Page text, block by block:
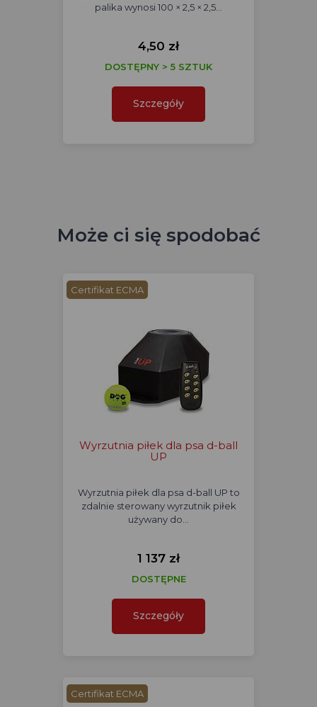
palika wynosi 100 × 2,5 × 2,5…
4,50 zł
DOSTĘPNY > 5 SZTUK
Szczegóły
Może ci się spodobać
Certifikat ECMA
Wyrzutnia piłek dla psa d-ball
UP
Wyrzutnia piłek dla psa d-ball UP to
zdalnie sterowany wyrzutnik piłek
używany do…
1 137 zł
DOSTĘPNE
Szczegóły
Certifikat ECMA